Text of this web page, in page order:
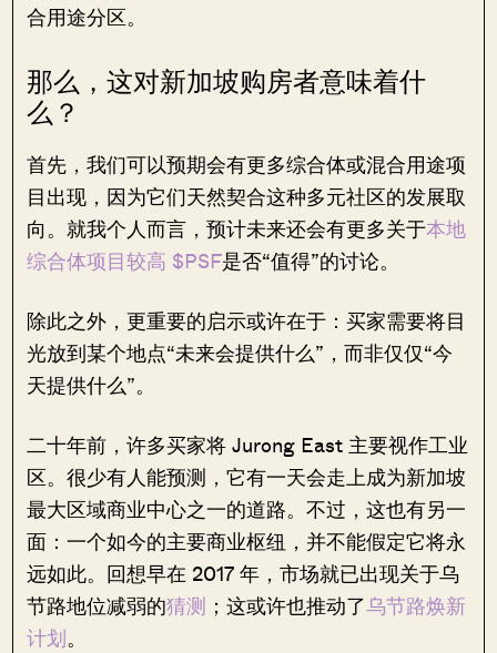
合用途分区。
那么，这对新加坡购房者意味着什
么？
首先，我们可以预期会有更多综合体或混合用途项
目出现，因为它们天然契合这种多元社区的发展取
向。就我个人而言，预计未来还会有更多关于本地
综合体项目较高 $PSF是否“值得”的讨论。
除此之外，更重要的启示或许在于：买家需要将目
光放到某个地点“未来会提供什么”，而非仅仅“今
天提供什么”。
二十年前，许多买家将 Jurong East 主要视作工业
区。很少有人能预测，它有一天会走上成为新加坡
最大区域商业中心之一的道路。不过，这也有另一
面：一个如今的主要商业枢纽，并不能假定它将永
远如此。回想早在 2017 年，市场就已出现关于乌
节路地位减弱的猜测 ；这或许也推动了乌节路焕新
计划。